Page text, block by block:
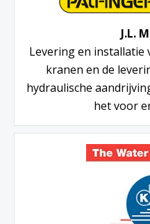
J.L.
Levering en installatie
kranen en de
hydraulische
het voor